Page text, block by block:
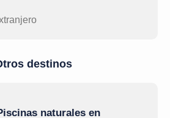
destinos
naturales en